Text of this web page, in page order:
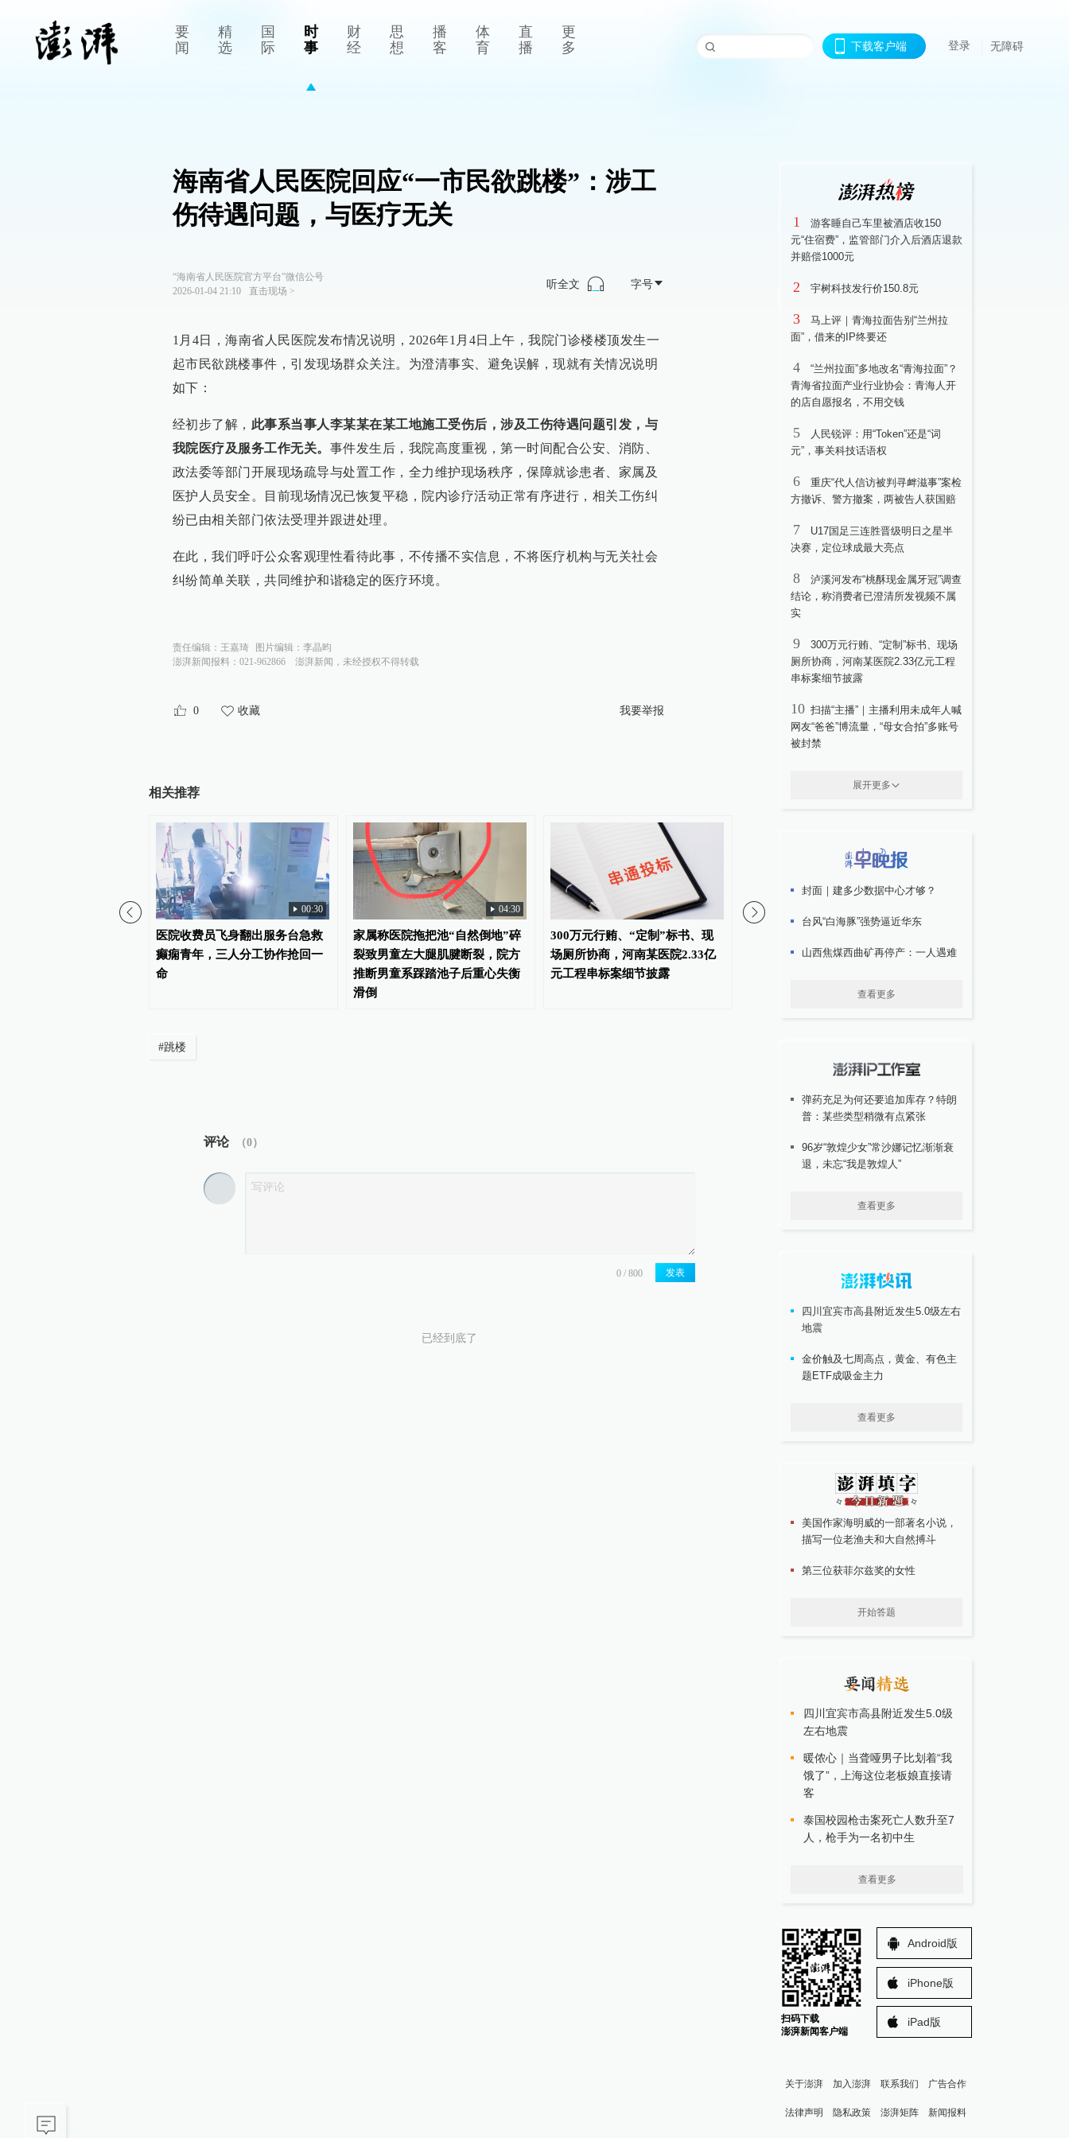
要
闻
精
选
国
际
时
事
财
经
思
想
播
客
体
育
直
播
更
多
下载客户端 登录 无障碍
海南省人民医院回应“一市民欲跳楼”：涉工
伤待遇问题，与医疗无关
“海南省人民医院官方平台”微信公号
2026-01-04 21:10
直击现场 >
听全文 字号
1月4日，海南省人民医院发布情况说明，2026年1月4日上午，我院门诊楼楼顶发生一
起市民欲跳楼事件，引发现场群众关注。为澄清事实、避免误解，现就有关情况说明
如下：
经初步了解， 此事系当事人李某某在某工地施工受伤后，涉及工伤待遇问题引发，与
我院医疗及服务工作无关。 事件发生后，我院高度重视，第一时间配合公安、消防、
政法委等部门开展现场疏导与处置工作，全力维护现场秩序，保障就诊患者、家属及
医护人员安全。目前现场情况已恢复平稳，院内诊疗活动正常有序进行，相关工伤纠
纷已由相关部门依法受理并跟进处理。
在此，我们呼吁公众客观理性看待此事，不传播不实信息，不将医疗机构与无关社会
纠纷简单关联，共同维护和谐稳定的医疗环境。
责任编辑： 王嘉琦 图片编辑： 李晶昀
澎湃新闻报料：021-962866
澎湃新闻，未经授权不得转载
0 收藏 我要举报
相关推荐
00:30
医院收费员飞身翻出服务台急救
癫痫青年，三人分工协作抢回一
命
04:30
家属称医院拖把池“自然倒地”碎
裂致男童左大腿肌腱断裂，院方
推断男童系踩踏池子后重心失衡
滑倒
300万元行贿、“定制”标书、现
场厕所协商，河南某医院2.33亿
元工程串标案细节披露
七分天注定，剩下三分才怪饮食
癫痫青年，三人分工协
#跳楼
评论 （0）
发表
已经到底了
1
游客睡自己车里被酒店收150
元“住宿费”，监管部门介入后酒店退款
并赔偿1000元
2 宇树科技发行价150.8元
3
马上评｜青海拉面告别“兰州拉
面”，借来的IP终要还
4
“兰州拉面”多地改名“青海拉面”？
青海省拉面产业行业协会：青海人开
的店自愿报名，不用交钱
5
人民锐评：用“Token”还是“词
元”，事关科技话语权
6
重庆“代人信访被判寻衅滋事”案检
方撤诉、警方撤案，两被告人获国赔
7
U17国足三连胜晋级明日之星半
决赛，定位球成最大亮点
8
泸溪河发布“桃酥现金属牙冠”调查
结论，称消费者已澄清所发视频不属
实
9
300万元行贿、“定制”标书、现场
厕所协商，河南某医院2.33亿元工程
串标案细节披露
10 扫描“主播”｜主播利用未成年人喊
网友“爸爸”博流量，“母女合拍”多账号
被封禁
展开更多
封面｜建多少数据中心才够？
台风“白海豚”强势逼近华东
山西焦煤西曲矿再停产：一人遇难
查看更多
弹药充足为何还要追加库存？特朗
普：某些类型稍微有点紧张
96岁“敦煌少女”常沙娜记忆渐渐衰
退，未忘“我是敦煌人”
查看更多
四川宜宾市高县附近发生5.0级左右
地震
金价触及七周高点，黄金、有色主
题ETF成吸金主力
查看更多
美国作家海明威的一部著名小说，
描写一位老渔夫和大自然搏斗
第三位获菲尔兹奖的女性
开始答题
四川宜宾市高县附近发生5.0级
左右地震
暖侬心｜当聋哑男子比划着“我
饿了”，上海这位老板娘直接请
客
泰国校园枪击案死亡人数升至7
人，枪手为一名初中生
查看更多
扫码下载
澎湃新闻客户端
Android版
iPhone版
iPad版
关于澎湃 加入澎湃 联系我们 广告合作
法律声明 隐私政策 澎湃矩阵 新闻报料